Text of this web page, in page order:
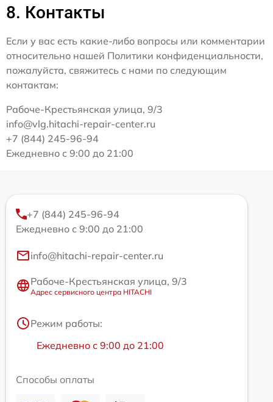
8. Контакты
Если у вас есть какие-либо вопросы или комментарии
относительно нашей Политики конфиденциальности,
пожалуйста, свяжитесь с нами по следующим
контактам:
Рабоче-Крестьянская улица, 9/3
info@vlg.hitachi-repair-center.ru
+7 (844) 245-96-94
Ежедневно с 9:00 до 21:00
+7 (844) 245-96-94
Ежедневно с 9:00 до 21:00
info@hitachi-repair-center.ru
Рабоче-Крестьянская улица, 9/3
Адрес сервисного центра HITACHI
Режим работы:
Ежедневно с 9:00 до 21:00
Способы оплаты